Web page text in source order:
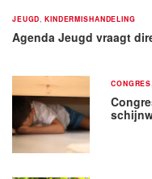
JEUGD ,KINDERMISHANDELING
Agenda Jeugd vraagt
CONGRES